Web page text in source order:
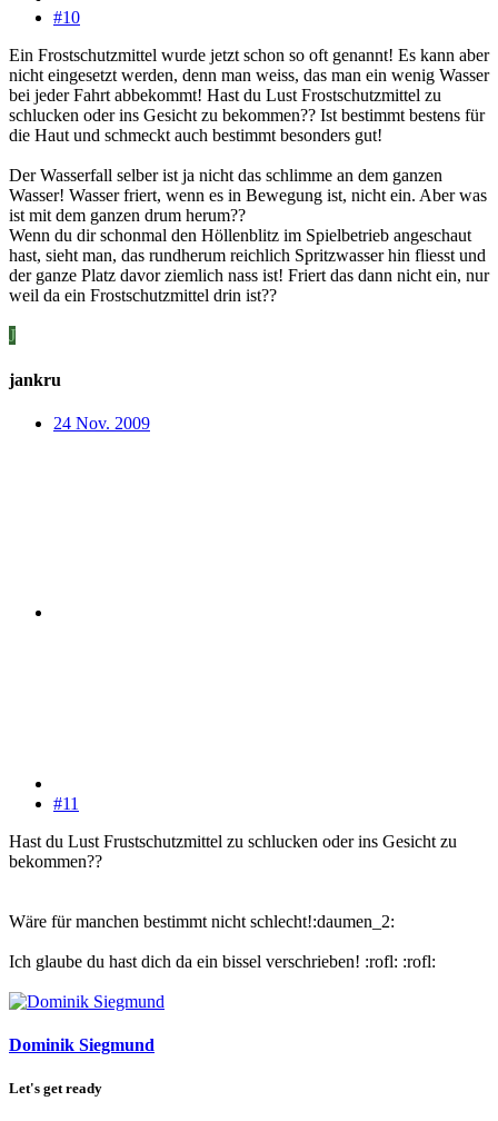
#10
Ein Frostschutzmittel wurde jetzt schon so oft genannt! Es kann aber
nicht eingesetzt werden, denn man weiss, das man ein wenig Wasser
bei jeder Fahrt abbekommt! Hast du Lust Frostschutzmittel zu
schlucken oder ins Gesicht zu bekommen?? Ist bestimmt bestens für
die Haut und schmeckt auch bestimmt besonders gut!
Der Wasserfall selber ist ja nicht das schlimme an dem ganzen
Wasser! Wasser friert, wenn es in Bewegung ist, nicht ein. Aber was
ist mit dem ganzen drum herum??
Wenn du dir schonmal den Höllenblitz im Spielbetrieb angeschaut
hast, sieht man, das rundherum reichlich Spritzwasser hin fliesst und
der ganze Platz davor ziemlich nass ist! Friert das dann nicht ein, nur
weil da ein Frostschutzmittel drin ist??
J
jankru
24 Nov. 2009
#11
Hast du Lust Frustschutzmittel zu schlucken oder ins Gesicht zu
bekommen??
Wäre für manchen bestimmt nicht schlecht!:daumen_2:
Ich glaube du hast dich da ein bissel verschrieben! :rofl: :rofl:
Dominik Siegmund
Let's get ready